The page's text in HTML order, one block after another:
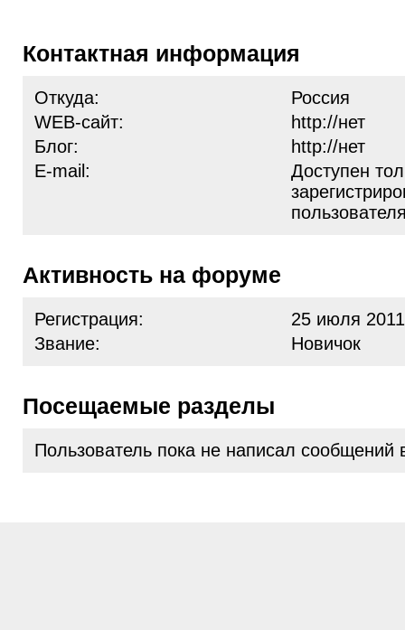
Контактная информация
Откуда:
Россия
WEB-сайт:
http://нет
Блог:
http://нет
E-mail:
Доступен
Активность на форуме
Регистрация:
25 июля
Звание:
Новичок
Посещаемые разделы
Пользователь пока не написал сообщений